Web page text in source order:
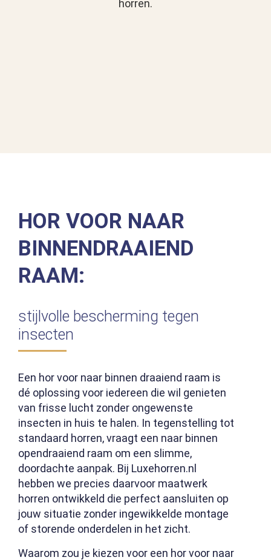
horren.
HOR VOOR NAAR
BINNENDRAAIEND
RAAM:
stijlvolle bescherming tegen
insecten
Een hor voor naar binnen draaiend raam is
dé oplossing voor iedereen die wil genieten
van frisse lucht zonder ongewenste
insecten in huis te halen. In tegenstelling tot
standaard horren, vraagt een naar binnen
opendraaiend raam om een slimme,
doordachte aanpak. Bij Luxehorren.nl
hebben we precies daarvoor maatwerk
horren ontwikkeld die perfect aansluiten op
jouw situatie zonder ingewikkelde montage
of storende onderdelen in het zicht.
Waarom zou je kiezen voor een hor voor naar